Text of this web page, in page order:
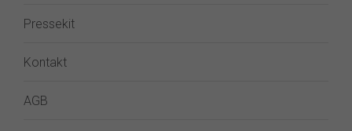
Pressekit
Kontakt
AGB